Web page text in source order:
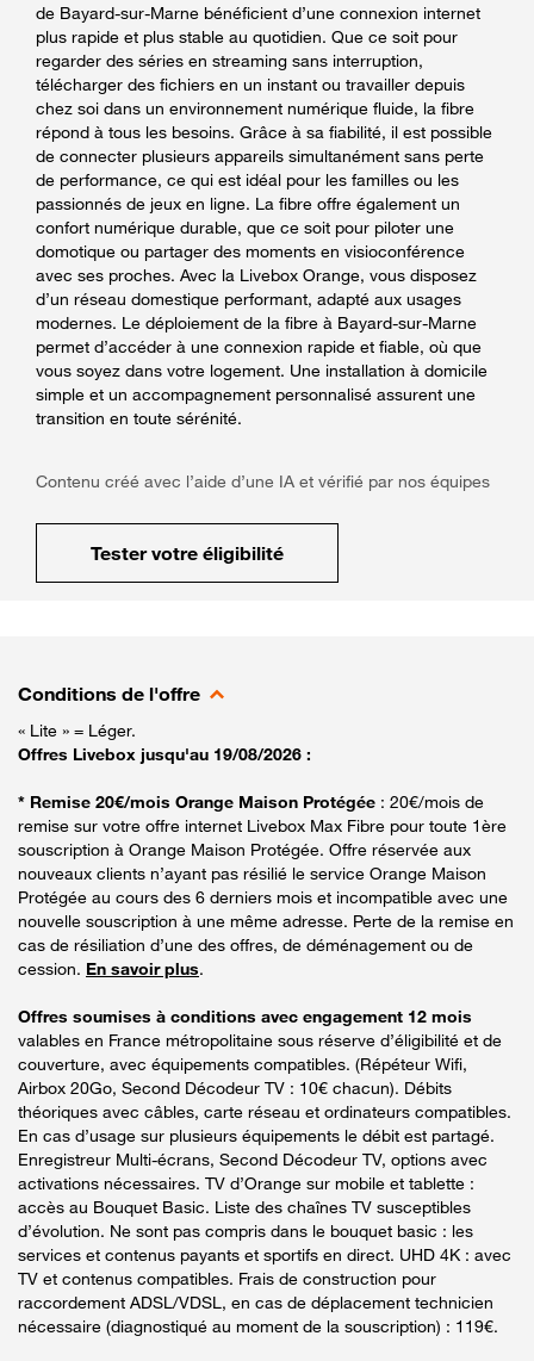
de Bayard-sur-Marne bénéficient d’une connexion internet
plus rapide et plus stable au quotidien. Que ce soit pour
regarder des séries en streaming sans interruption,
télécharger des fichiers en un instant ou travailler depuis
chez soi dans un environnement numérique fluide, la fibre
répond à tous les besoins. Grâce à sa fiabilité, il est possible
de connecter plusieurs appareils simultanément sans perte
de performance, ce qui est idéal pour les familles ou les
passionnés de jeux en ligne. La fibre offre également un
confort numérique durable, que ce soit pour piloter une
domotique ou partager des moments en visioconférence
avec ses proches. Avec la Livebox Orange, vous disposez
d’un réseau domestique performant, adapté aux usages
modernes. Le déploiement de la fibre à Bayard-sur-Marne
permet d’accéder à une connexion rapide et fiable, où que
vous soyez dans votre logement. Une installation à domicile
simple et un accompagnement personnalisé assurent une
transition en toute sérénité.
Contenu créé avec l’aide d’une IA et vérifié par nos équipes
Tester votre éligibilité
Conditions de l'offre
« Lite » = Léger.
Offres Livebox jusqu'au 19/08/2026 :
* Remise 20€/mois Orange Maison Protégée : 20€/mois de
remise sur votre offre internet Livebox Max Fibre pour toute 1ère
souscription à Orange Maison Protégée. Offre réservée aux
nouveaux clients n’ayant pas résilié le service Orange Maison
Protégée au cours des 6 derniers mois et incompatible avec une
nouvelle souscription à une même adresse. Perte de la remise en
cas de résiliation d’une des offres, de déménagement ou de
cession. En savoir plus.
Offres soumises à conditions avec engagement 12 mois
valables en France métropolitaine sous réserve d’éligibilité et de
couverture, avec équipements compatibles. (Répéteur Wifi,
Airbox 20Go, Second Décodeur TV : 10€ chacun). Débits
théoriques avec câbles, carte réseau et ordinateurs compatibles.
En cas d’usage sur plusieurs équipements le débit est partagé.
Enregistreur Multi-écrans, Second Décodeur TV, options avec
activations nécessaires. TV d’Orange sur mobile et tablette :
accès au Bouquet Basic. Liste des chaînes TV susceptibles
d’évolution. Ne sont pas compris dans le bouquet basic : les
services et contenus payants et sportifs en direct. UHD 4K : avec
TV et contenus compatibles. Frais de construction pour
raccordement ADSL/VDSL, en cas de déplacement technicien
nécessaire (diagnostiqué au moment de la souscription) : 119€.